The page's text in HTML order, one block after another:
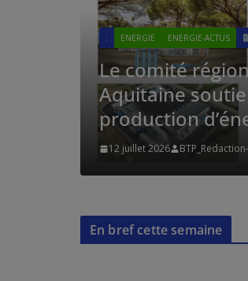
de Nouvelle -
de la
d’ici 2035
En bref cette semaine